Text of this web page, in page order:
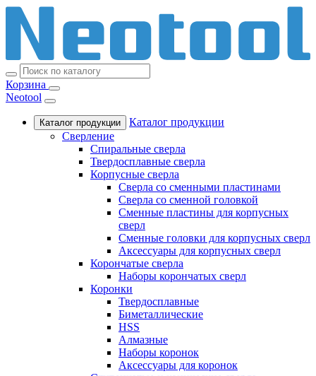
Корзина
Neotool
Каталог продукции
Каталог продукции
Сверление
Спиральные сверла
Твердосплавные сверла
Корпусные сверла
Сверла со сменными пластинами
Сверла со сменной головкой
Сменные пластины для корпусных
сверл
Сменные головки для корпусных сверл
Аксессуары для корпусных сверл
Корончатые сверла
Наборы корончатых сверл
Коронки
Твердосплавные
Биметаллические
HSS
Алмазные
Наборы коронок
Аксессуары для коронок